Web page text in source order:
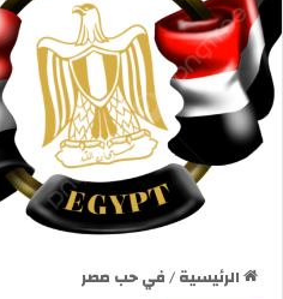
الرئيسية/في حب مصر